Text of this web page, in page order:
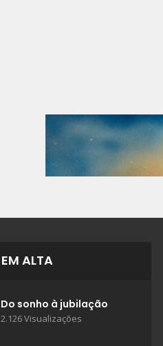
EM ALTA
Do sonho à jubilação
2.126 Visualizações